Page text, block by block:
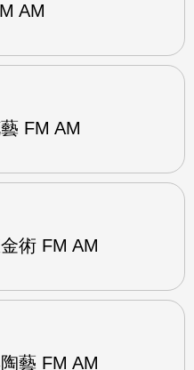
AM
FM AM
術 FM AM
藝 FM AM